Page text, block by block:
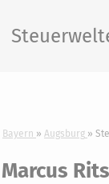
Bayern Augsburg